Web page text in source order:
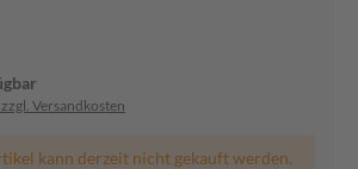
Versandkosten
kann derzeit nicht gekauft werden.